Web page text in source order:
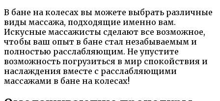
В бане на колесах вы можете выбрать различные
виды массажа, подходящие именно вам.
Искусные массажисты сделают все возможное,
чтобы ваш опыт в бане стал незабываемым и
полностью расслабляющим. Не упустите
возможность погрузиться в мир спокойствия и
наслаждения вместе с расслабляющими
массажами в бане на колесах!